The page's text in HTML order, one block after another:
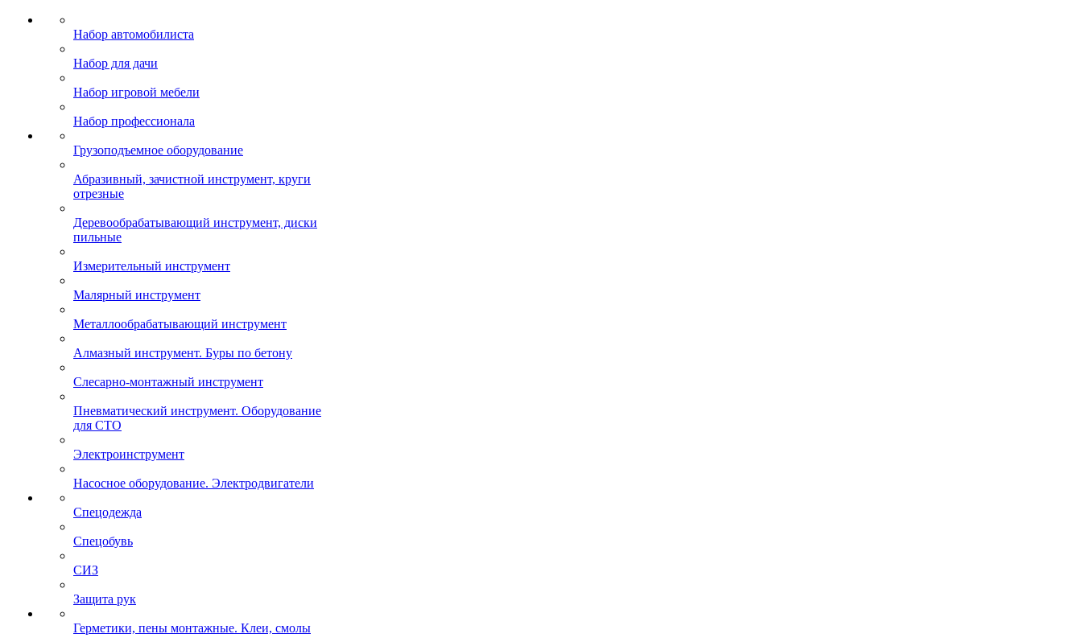
Набор автомобилиста
Набор для дачи
Набор игровой мебели
Набор профессионала
Грузоподъемное оборудование
Абразивный, зачистной инструмент, круги
отрезные
Деревообрабатывающий инструмент, диски
пильные
Измерительный инструмент
Малярный инструмент
Металлообрабатывающий инструмент
Алмазный инструмент. Буры по бетону
Слесарно-монтажный инструмент
Пневматический инструмент. Оборудование
для СТО
Электроинструмент
Насосное оборудование. Электродвигатели
Спецодежда
Спецобувь
СИЗ
Защита рук
Герметики, пены монтажные. Клеи, смолы